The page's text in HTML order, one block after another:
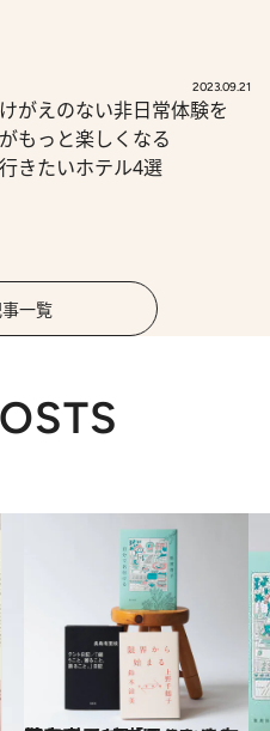
2023.09.21
がえのない非日常体験を
もっと楽しくなる
きたいホテル4選
一覧